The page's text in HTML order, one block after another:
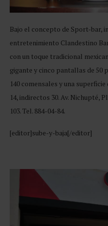
Bajo el concepto de Sport-bar,
entretenimiento Clandestino
con un toque tradicional
gigante y cinco pantallas de 50
140 comensales y una
14, indirectos 30. Av. Nichupté,
103. Tel. 884-04-84.
[editor]sube-y-baja[/editor]